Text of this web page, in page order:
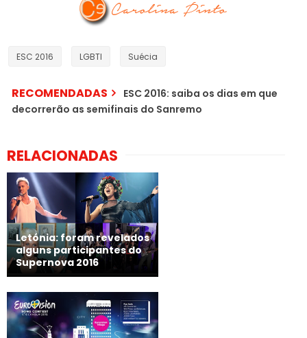
ESC 2016 LGBTI Suécia
RECOMENDADAS
ESC 2016: saiba os dias em que
decorrerão as semifinais do Sanremo
RELACIONADAS
Letónia: foram revelados
alguns participantes do
Supernova 2016